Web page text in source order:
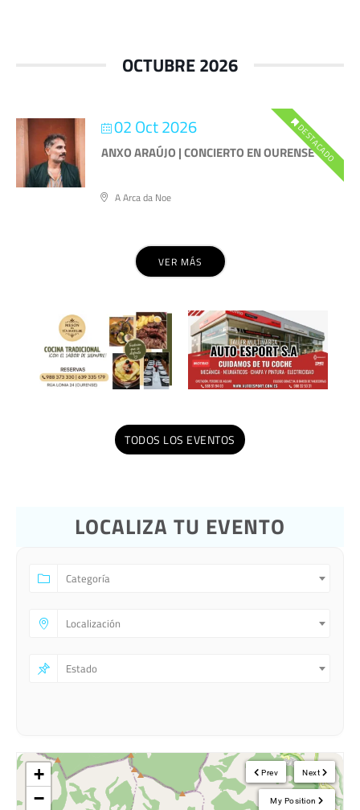
OCTUBRE 2026
02 Oct 2026 DESTACADO
ANXO ARAÚJO | CONCIERTO EN OURENSE
A Arca da Noe
VER MÁS
TODOS LOS EVENTOS
LOCALIZA TU EVENTO
Categoría
Localización
Estado
Next
Prev
My Position
+
−